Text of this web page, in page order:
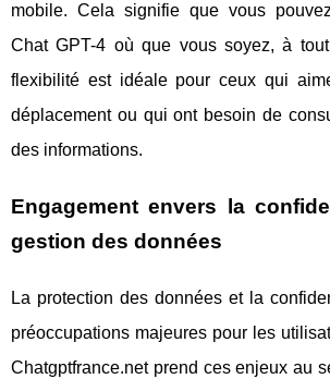
mobile. Cela signifie que vous
Chat GPT-4 où que vous soyez, à
flexibilité est idéale pour ceux qui
déplacement ou qui ont besoin de
des informations.
Engagement envers la
gestion des données
La protection des données et la
préoccupations majeures pour les
Chatgptfrance.net prend ces enjeux au